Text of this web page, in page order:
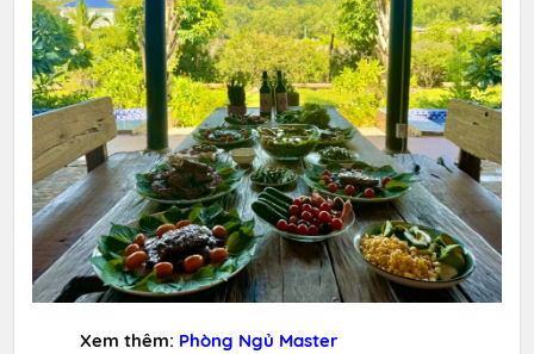
Xem thêm: Phòng Ngủ Master